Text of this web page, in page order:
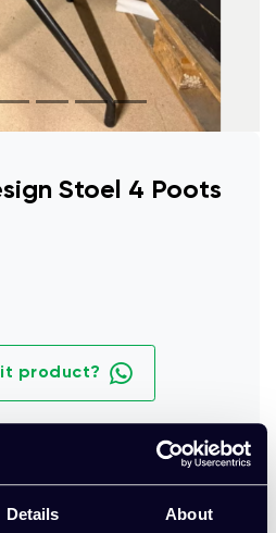
Details About
Stoel 4 Poots
product?